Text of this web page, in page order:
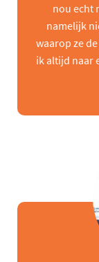
nou echt
namelijk
waarop ze
ik altijd naar